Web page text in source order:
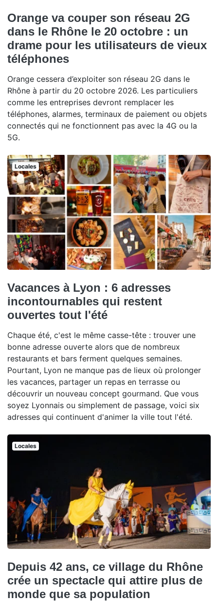
Orange va couper son réseau 2G
dans le Rhône le 20 octobre : un
drame pour les utilisateurs de vieux
téléphones
Orange cessera d’exploiter son réseau 2G dans le
Rhône à partir du 20 octobre 2026. Les particuliers
comme les entreprises devront remplacer les
téléphones, alarmes, terminaux de paiement ou objets
connectés qui ne fonctionnent pas avec la 4G ou la
5G.
Locales
Vacances à Lyon : 6 adresses
incontournables qui restent
ouvertes tout l'été
Chaque été, c'est le même casse-tête : trouver une
bonne adresse ouverte alors que de nombreux
restaurants et bars ferment quelques semaines.
Pourtant, Lyon ne manque pas de lieux où prolonger
les vacances, partager un repas en terrasse ou
découvrir un nouveau concept gourmand. Que vous
soyez Lyonnais ou simplement de passage, voici six
adresses qui continuent d'animer la ville tout l'été.
Locales
Depuis 42 ans, ce village du Rhône
crée un spectacle qui attire plus de
monde que sa population